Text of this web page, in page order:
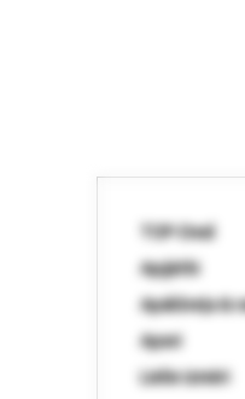
TOP-Deal
Apģērbi
Apakšveļa &
Apavi
Lielie izmēri